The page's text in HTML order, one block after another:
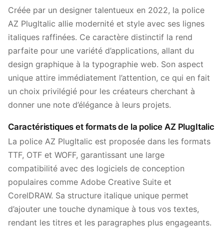
Créée par un designer talentueux en 2022, la police
AZ PlugItalic allie modernité et style avec ses lignes
italiques raffinées. Ce caractère distinctif la rend
parfaite pour une variété d’applications, allant du
design graphique à la typographie web. Son aspect
unique attire immédiatement l’attention, ce qui en fait
un choix privilégié pour les créateurs cherchant à
donner une note d’élégance à leurs projets.
Caractéristiques et formats de la police AZ PlugItalic
La police AZ PlugItalic est proposée dans les formats
TTF, OTF et WOFF, garantissant une large
compatibilité avec des logiciels de conception
populaires comme Adobe Creative Suite et
CorelDRAW. Sa structure italique unique permet
d’ajouter une touche dynamique à tous vos textes,
rendant les titres et les paragraphes plus engageants.